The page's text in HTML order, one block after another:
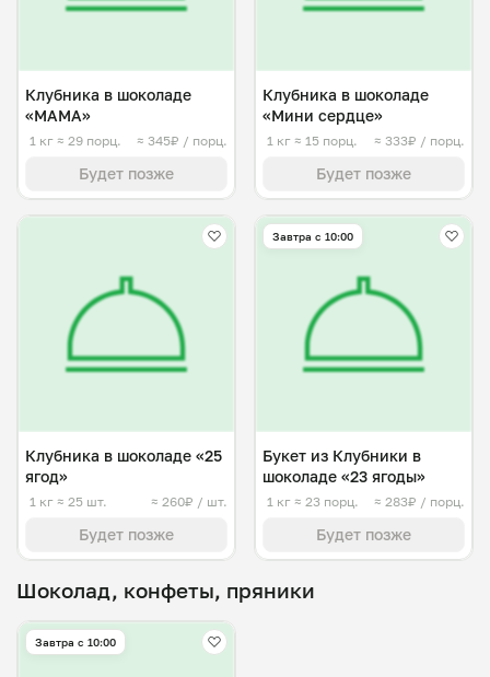
Клубника в шоколаде
«МАМА»
1 кг ≈ 29 порц. ≈ 345₽ / порц.
Будет позже
Клубника в шоколаде
«Мини сердце»
1 кг ≈ 15 порц. ≈ 333₽ / порц.
Будет позже
Клубника в шоколаде «25
ягод»
1 кг ≈ 25 шт. ≈ 260₽ / шт.
Будет позже
Завтра c 10:00
Букет из Клубники в
шоколаде «23 ягоды»
1 кг ≈ 23 порц. ≈ 283₽ / порц.
Будет позже
Шоколад, конфеты, пряники
Завтра c 10:00